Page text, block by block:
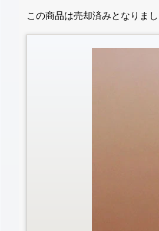
この商品は売却済みとなりまし